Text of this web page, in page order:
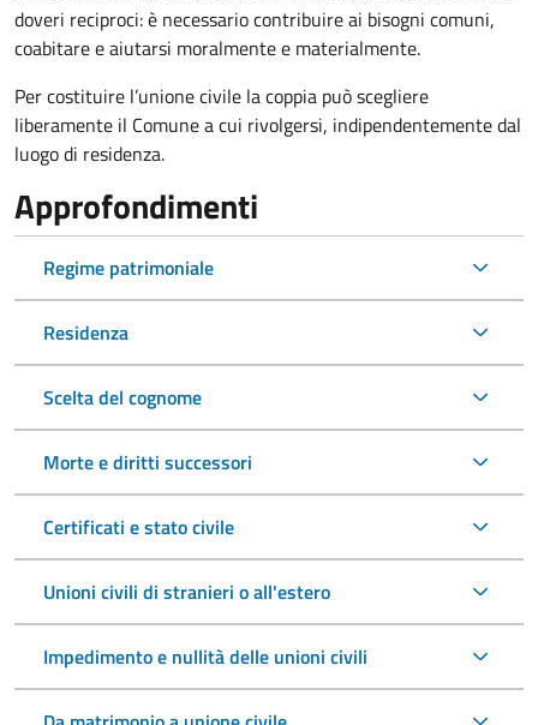
doveri reciproci: è necessario contribuire ai bisogni comuni,
coabitare e aiutarsi moralmente e materialmente.
Per costituire l’unione civile la coppia può scegliere
liberamente il Comune a cui rivolgersi, indipendentemente dal
luogo di residenza.
Approfondimenti
Regime patrimoniale
Residenza
Scelta del cognome
Morte e diritti successori
Certificati e stato civile
Unioni civili di stranieri o all'estero
Impedimento e nullità delle unioni civili